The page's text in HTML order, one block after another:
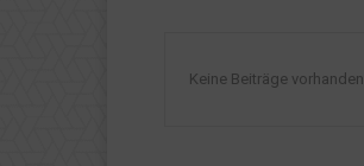
Keine Beiträge vorhanden